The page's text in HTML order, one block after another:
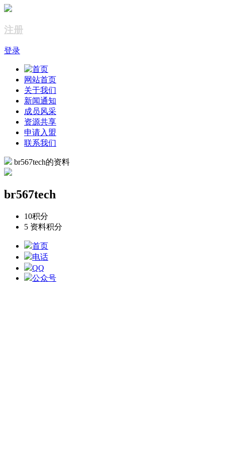
注册
登录
网站首页
关于我们
新闻通知
成员风采
资源共享
申请入盟
联系我们
br567tech的资料
br567tech
10积分
5 资料积分
首页
电话
QQ
公众号